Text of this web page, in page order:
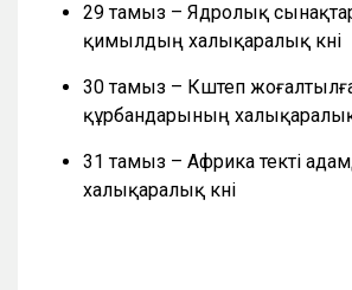
29 тамыз – Ядролық
қимылдың халықаралық күні
30 тамыз – Күштеп
құрбандарының халықаралық
31 тамыз – Африка текті
халықаралық күні